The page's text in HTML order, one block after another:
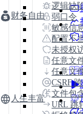
财务自由
人生丰富
逻辑缺
弱口令
敏感信
配置不
未授权
任意文
任意文
CSRF
文件包
URL 跳